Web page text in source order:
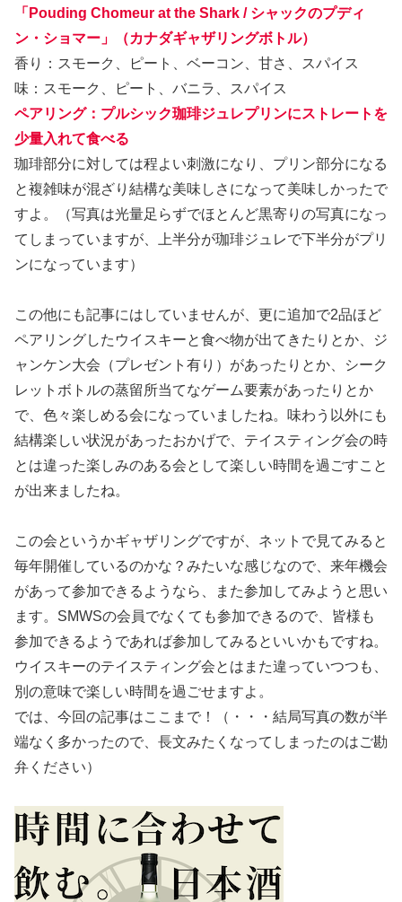
「Pouding Chomeur at the Shark / シャックのプディ
ン・ショマー」（カナダギャザリングボトル）
香り：スモーク、ピート、ベーコン、甘さ、スパイス
味：スモーク、ピート、バニラ、スパイス
ペアリング：プルシック珈琲ジュレプリンにストレートを
少量入れて食べる
珈琲部分に対しては程よい刺激になり、プリン部分になる
と複雑味が混ざり結構な美味しさになって美味しかったで
すよ。（写真は光量足らずでほとんど黒寄りの写真になっ
てしまっていますが、上半分が珈琲ジュレで下半分がプリ
ンになっています）
この他にも記事にはしていませんが、更に追加で2品ほど
ペアリングしたウイスキーと食べ物が出てきたりとか、ジ
ャンケン大会（プレゼント有り）があったりとか、シーク
レットボトルの蒸留所当てなゲーム要素があったりとか
で、色々楽しめる会になっていましたね。味わう以外にも
結構楽しい状況があったおかげで、テイスティング会の時
とは違った楽しみのある会として楽しい時間を過ごすこと
が出来ましたね。
この会というかギャザリングですが、ネットで見てみると
毎年開催しているのかな？みたいな感じなので、来年機会
があって参加できるようなら、また参加してみようと思い
ます。SMWSの会員でなくても参加できるので、皆様も
参加できるようであれば参加してみるといいかもですね。
ウイスキーのテイスティング会とはまた違っていつつも、
別の意味で楽しい時間を過ごせますよ。
では、今回の記事はここまで！（・・・結局写真の数が半
端なく多かったので、長文みたくなってしまったのはご勘
弁ください）